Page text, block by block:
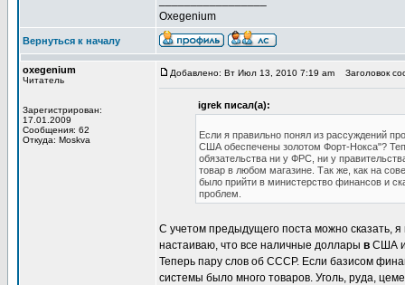
Oxegenium
Вернуться к началу
oxegenium
Читатель
Зарегистрирован:
17.01.2009
Сообщения: 62
Откуда: Moskva
Добавлено: Вт Июл 13, 2010 7:19 am Заголовок
igrek писал(а):
Если я правильно понял из рассуждений
США обеспечены золотом Форт-Нокса"?
обязательства ни у ФРС, ни у
товар в любом магазине. Так же, как на
было прийти в министерство финансов и
проблем.
С учетом предыдущего поста можно сказать,
настаиваю, что все наличные доллары в США
Теперь пару слов об СССР. Если базисом
системы было много товаров. Уголь, руда,